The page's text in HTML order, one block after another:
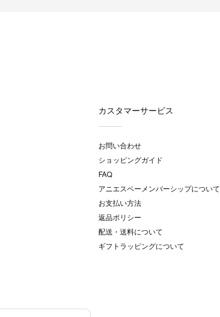
カスタマーサービス
お問い合わせ
ショッピングガイド
FAQ
アニエスベーメンバーシップについて
お支払い方法
返品ポリシー
配送・送料について
ギフトラッピングについて